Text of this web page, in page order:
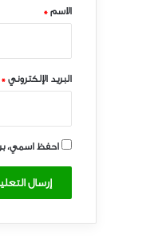
*الاسم *
البريد الإلكتروني *
احفظ اسمي،